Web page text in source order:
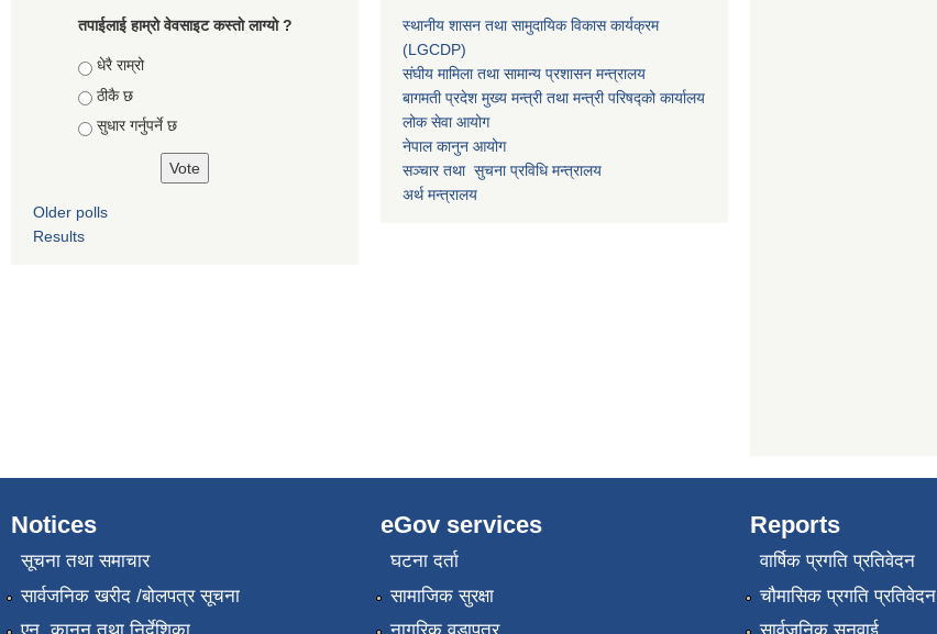
तपाईलाई हाम्रो वेवसाइट कस्ताे लाग्याे ?
Choices
धेरै राम्रो
ठीकै छ
सुधार गर्नुपर्ने छ
Older polls
Results
स्थानीय शासन तथा सामुदायिक विकास कार्यक्रम
(LGCDP)
संघीय मामिला तथा सामान्य प्रशासन मन्त्रालय
बागमती प्रदेश मुख्य मन्त्री तथा मन्त्री परिषद्को कार्यालय
लोक सेवा आयोग
नेपाल कानुन आयोग
सञ्चार तथा सुचना प्रविधि मन्त्रालय
अर्थ मन्त्रालय
Notices
सूचना तथा समाचार
सार्वजनिक खरीद /बोलपत्र सूचना
eGov services
घटना दर्ता
सामाजिक सुरक्षा
Reports
वार्षिक प्रगति प्रतिवेदन
चौमासिक प्रगति प्रतिवेदन